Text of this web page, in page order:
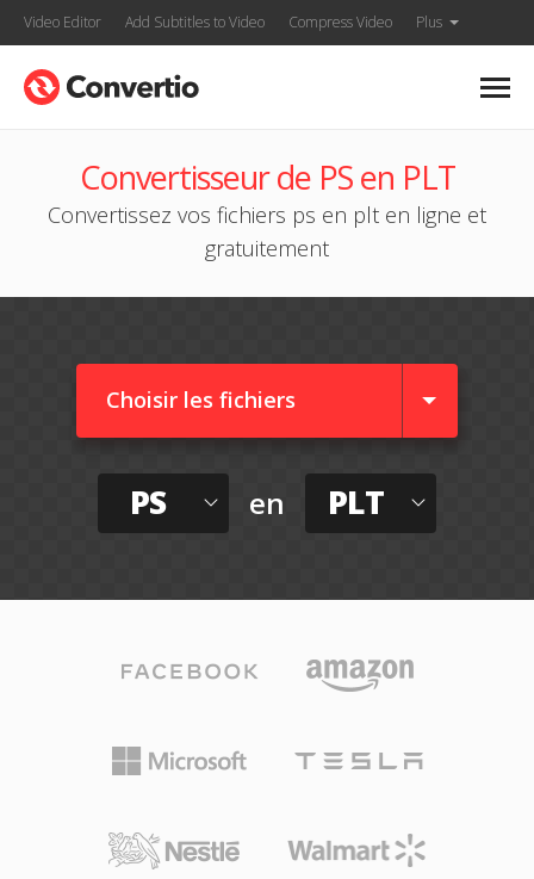
Video Editor Add Subtitles to Video Compress Video Plus
Convertisseur de PS en PLT
Convertissez vos fichiers ps en plt en ligne et
gratuitement
Choisir les fichiers
PS en PLT